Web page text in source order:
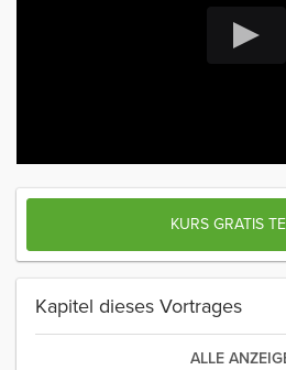
KURS GRATIS
Kapitel dieses Vortrages
ALLE